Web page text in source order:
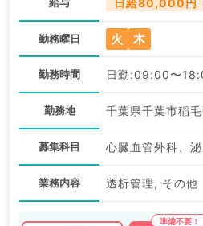
日給80,000円
勤務曜日 火 木
勤務時間 日勤:09:00〜
勤務地 千葉県千葉市稲
募集科目
業務内容 透析管理, その他